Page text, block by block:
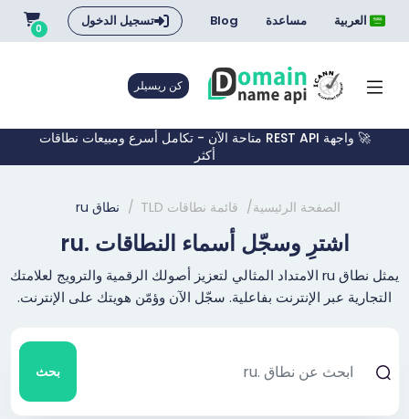
العربية مساعدة Blog تسجيل الدخول 0
كن ريسيلر
🚀 واجهة REST API متاحة الآن - تكامل أسرع ومبيعات نطاقات
أكثر
الصفحة الرئيسية قائمة نطاقات TLD نطاق ru
اشترِ وسجّل أسماء النطاقات .ru
يمثل نطاق ru الامتداد المثالي لتعزيز أصولك الرقمية والترويج لعلامتك
التجارية عبر الإنترنت بفاعلية. سجّل الآن وؤمّن هويتك على الإنترنت.
بحث